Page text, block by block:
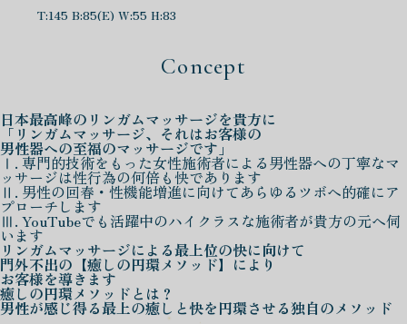
T:145 B:85(E) W:55 H:83
Concept
日本最高峰の リンガムマッサージを貴方に
「リンガムマッサージ、それはお客様の
男性器への至福のマッサージです」
Ⅰ. 専門的技術をもった女性施術者による男性器への丁寧なマ
ッサージは性行為の何倍も快であります
Ⅱ. 男性の回春・性機能増進に向けてあらゆるツボへ的確にア
プローチします
Ⅲ. YouTubeでも活躍中のハイクラスな施術者が貴方の元へ伺
います
リンガムマッサージによる最上位の快に向けて
門外不出の 【癒しの円環メソッド】 により
お客様を導きます
癒しの円環メソッド とは？
男性が感じ得る最上の癒しと快を円環させる独自のメソッド